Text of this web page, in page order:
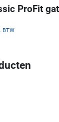
ProFit
BTW